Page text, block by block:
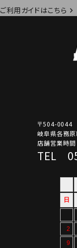
ご利用ガイドはこちら
〒504-0044
岐阜県各務
店舗営業時
TEL